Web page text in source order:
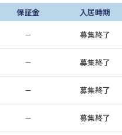
保証金 入居時期
− 募集終了
− 募集終了
− 募集終了
− 募集終了